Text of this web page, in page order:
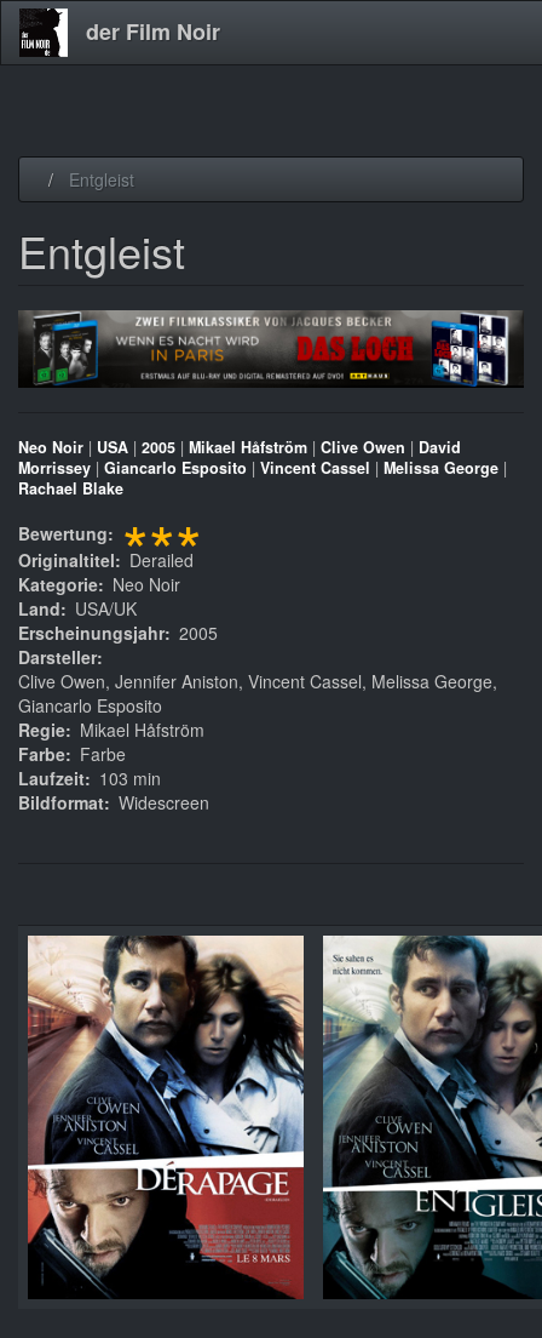
der Film Noir
Entgleist
Entgleist
Neo Noir | USA | 2005 | Mikael Håfström | Clive Owen | David
Morrissey | Giancarlo Esposito | Vincent Cassel | Melissa George |
Rachael Blake
Bewertung ***
Originaltitel
Derailed
Kategorie
Neo Noir
Land
USA/UK
Erscheinungsjahr 2005
Darsteller
Clive Owen, Jennifer Aniston, Vincent Cassel, Melissa George,
Giancarlo Esposito
Regie
Mikael Håfström
Farbe
Farbe
Laufzeit
103 min
Bildformat Widescreen